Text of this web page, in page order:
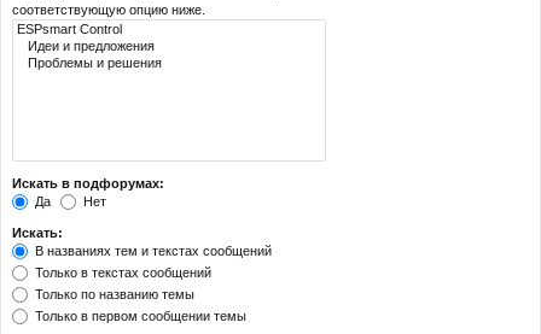
соответствующую опцию ниже.
Искать в подфорумах:
Да
Нет
Искать:
В названиях тем и текстах сообщений
Только в текстах сообщений
Только по названию темы
Только в первом сообщении темы